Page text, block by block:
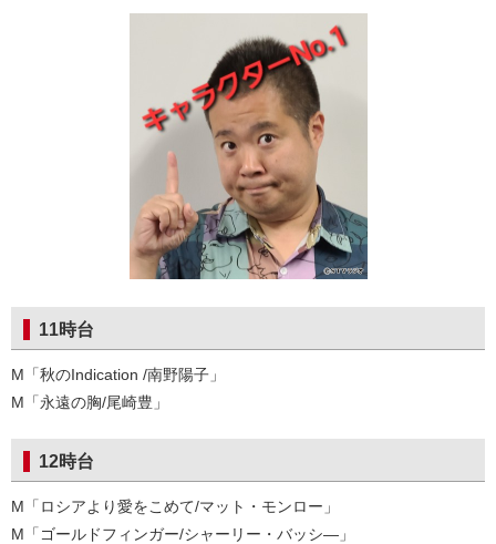
11時台
M「秋のIndication /南野陽子」
M「永遠の胸/尾崎豊」
12時台
M「ロシアより愛をこめて/マット・モンロー」
M「ゴールドフィンガー/シャーリー・バッシ—」